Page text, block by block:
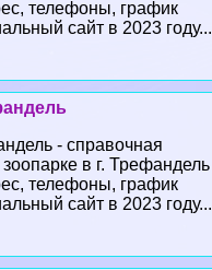
телефоны, график
сайт в 2023 году...
- справочная
в г. Трефандель
телефоны, график
сайт в 2023 году...